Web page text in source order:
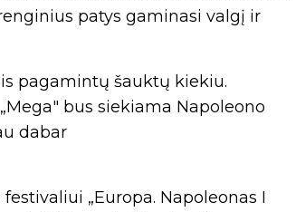
patys gaminasi valgį ir
pagamintų šauktų kiekiu.
bus siekiama Napoleono
dabar
„Europa. Napoleonas I